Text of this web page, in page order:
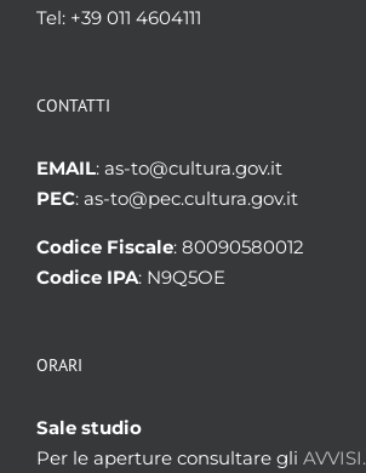
Tel: +39 011 4604111
CONTATTI
EMAIL: as-to@cultura.gov.it
PEC: as-to@pec.cultura.gov.it
Codice Fiscale: 80090580012
Codice IPA: N9Q5OE
ORARI
Sale studio
Per le aperture consultare gli AVVISI.